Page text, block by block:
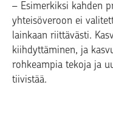
– Esimerkiksi kahden
yhteisöveroon ei
lainkaan riittävästi.
kiihdyttäminen, ja
rohkeampia tekoja ja
tiivistää.